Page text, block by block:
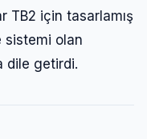
TB2 için tasarlamış
sistemi olan
dile getirdi.